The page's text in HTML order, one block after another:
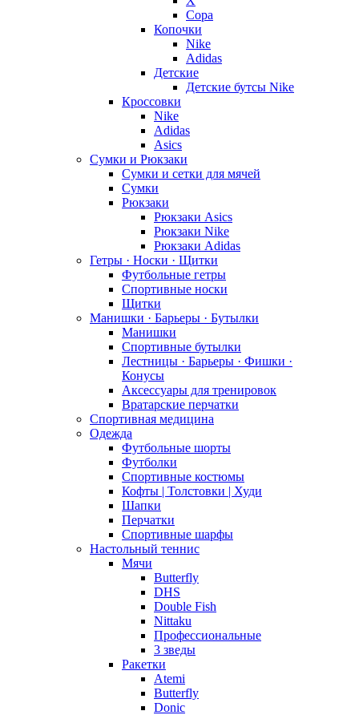
Copa
Копочки
Nike
Adidas
Детские
Детские бутсы Nike
Кроссовки
Nike
Adidas
Asics
Сумки и Рюкзаки
Сумки и сетки для мячей
Сумки
Рюкзаки
Рюкзаки Asics
Рюкзаки Nike
Рюкзаки Adidas
Гетры · Носки · Щитки
Футбольные гетры
Спортивные носки
Щитки
Манишки · Барьеры · Бутылки
Манишки
Спортивные бутылки
Лестницы · Барьеры · Фишки ·
Конусы
Аксессуары для тренировок
Вратарские перчатки
Спортивная медицина
Одежда
Футбольные шорты
Футболки
Спортивные костюмы
Кофты | Толстовки | Худи
Шапки
Перчатки
Спортивные шарфы
Настольный теннис
Мячи
Butterfly
DHS
Double Fish
Nittaku
Профессиональные
3 зведы
Ракетки
Atemi
Butterfly
Donic